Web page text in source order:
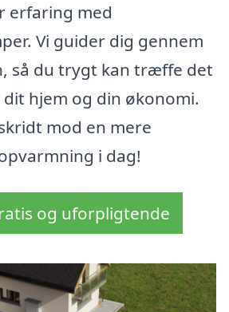
erfaring med
Vi guider dig gennem
så du trygt kan træffe det
hjem og din økonomi.
mod en mere
i dag!
og uforpligtende